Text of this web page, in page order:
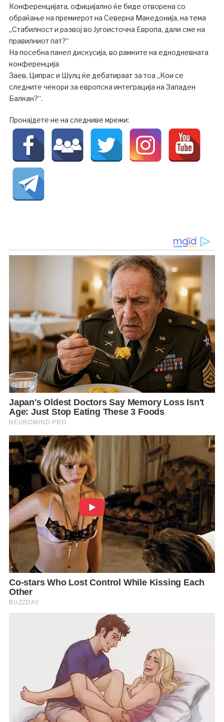
Конференцијата, официјално ќе биде отворена со
обраќање на премиерот на Северна Македонија, на тема
„Стабилност и развој во Југоисточна Европа, дали сме на
правилниот пат?“
На посебна панел дискусија, во рамките на еднодневната
конференција
Заев, Ципрас и Шулц ќе дебатираат за тоа „Кои се
следните чекори за европска интеграција на Западен
Балкан?“.
Пронајдете не на следниве мрежи: